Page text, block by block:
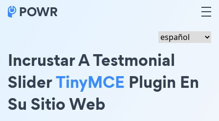
Incrustar A Testmonial
SliderTinyMCE Plugin En
Su Sitio Web